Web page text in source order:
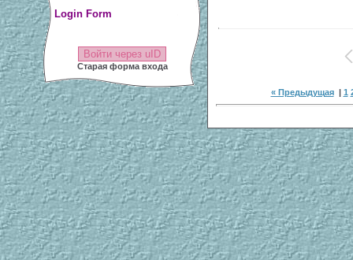
Login Form
Войти через uID
Старая форма входа
« Предыдущая| 1